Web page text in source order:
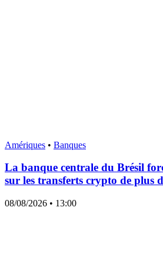
Amériques • Banques
La banque centrale du Brésil
sur les transferts crypto de plus
08/08/2026 • 13:00